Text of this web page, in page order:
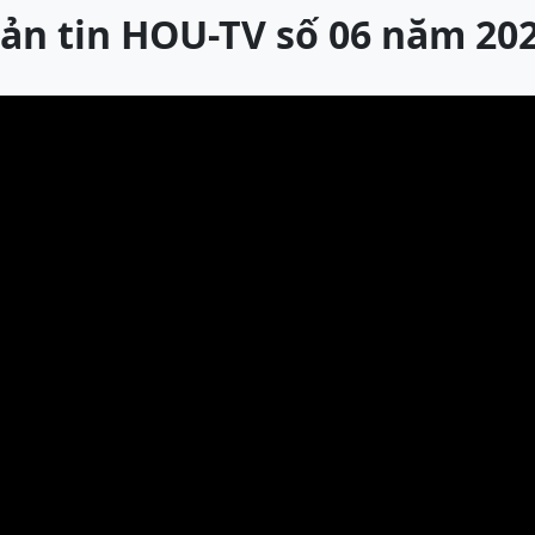
tin HOU-TV số 06 năm